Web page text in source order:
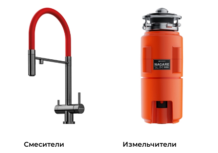
Смесители Измельчители